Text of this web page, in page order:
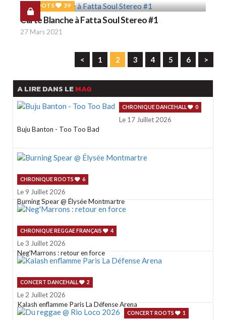
ROOTS 39
Carte Blanche à Fatta Soul Stereo #1
27 Mars 2021
< 1 2 3 4 5 6 >
A LIRE DANS LEMAG
CHRONIQUE DANCEHALL 0
Le 17 Juillet 2026
Buju Banton - Too Too Bad
CHRONIQUE ROOTS 6
Le 9 Juillet 2026
Burning Spear @ Élysée Montmartre
CHRONIQUE REGGAE FRANÇAIS 4
Le 3 Juillet 2026
Neg'Marrons : retour en force
CONCERT DANCEHALL 2
Le 2 Juillet 2026
Kalash enflamme Paris La Défense Arena
CONCERT ROOTS 1